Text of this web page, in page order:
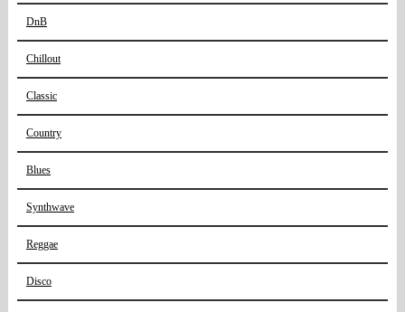
DnB
Chillout
Classic
Country
Blues
Synthwave
Reggae
Disco